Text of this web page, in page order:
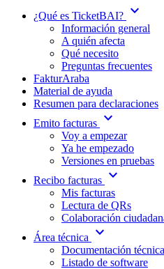
¿Qué es TicketBAI? expand_more
Información general
A quién afecta
Qué necesito
Preguntas frecuentes
FakturAraba
Material de ayuda
Resumen para declaraciones
Emito facturas expand_more
Voy a empezar
Ya he empezado
Versiones en pruebas
Recibo facturas expand_more
Mis facturas
Lectura de QRs
Colaboración
Área técnica
expand_more
Documentación técnica
Listado de software